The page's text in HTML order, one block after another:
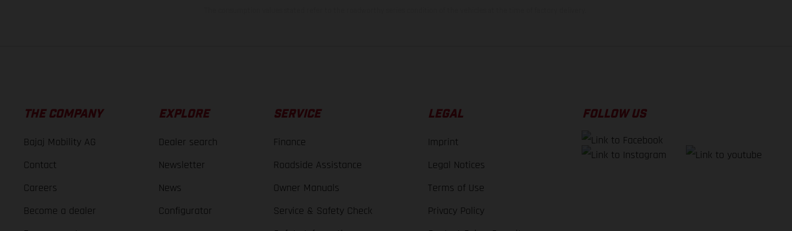
THE COMPANY
Bajaj Mobility AG
Contact
Careers
Become a dealer
EXPLORE
Dealer search
Newsletter
News
Configurator
SERVICE
Finance
Roadside Assistance
Owner Manuals
Service & Safety Check
LEGAL
Imprint
Legal Notices
Terms of Use
Privacy Policy
FOLLOW US